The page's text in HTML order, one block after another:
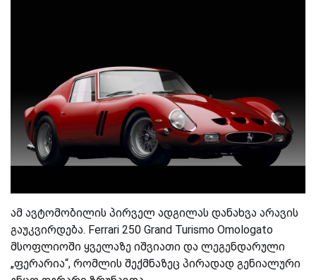
ამ ავტომობილის პირველ ადგილას დანახვა არავის
გაუკვირდება. Ferrari 250 Grand Turismo Omologato
მსოფლიოში ყველაზე იშვიათი და ლეგენდარული
„ფერარია“, რომლის შექმნაზეც პირადად გენიალური